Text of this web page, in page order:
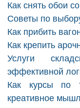
Как снять обои
Советы по
Как прибить
Как крепить
Услуги
эффективной
Как курсы по
креативное